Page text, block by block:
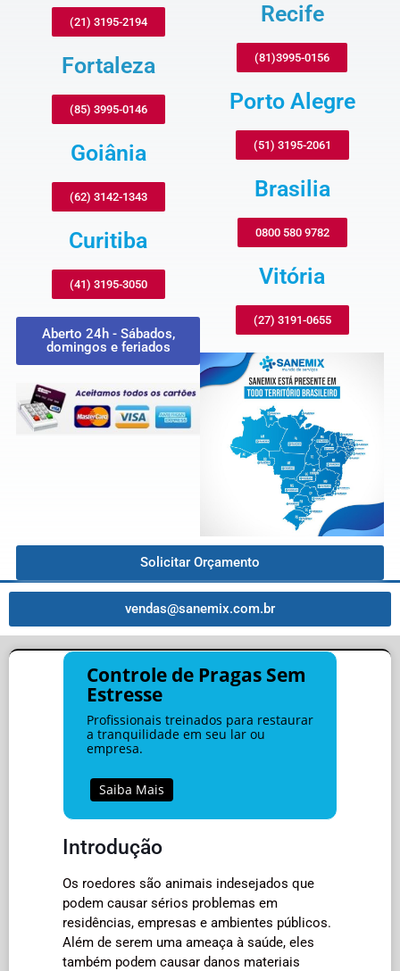
(21) 3195-2194
Fortaleza
(85) 3995-0146
Goiânia
(62) 3142-1343
Curitiba
(41) 3195-3050
Aberto 24h - Sábados,
domingos e feriados
Recife
(81)3995-0156
Porto Alegre
(51) 3195-2061
Brasilia
0800 580 9782
Vitória
(27) 3191-0655
Solicitar Orçamento
vendas@sanemix.com.br
Controle de Pragas Sem
Estresse
Profissionais treinados para restaurar
a tranquilidade em seu lar ou
empresa.
Saiba Mais
Introdução
Os roedores são animais indesejados que
podem causar sérios problemas em
residências, empresas e ambientes públicos.
Além de serem uma ameaça à saúde, eles
também podem causar danos materiais